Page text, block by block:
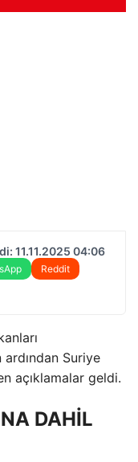
11.11.2025 04:06
Reddit
ardından Suriye
açıklamalar geldi.
DAHİL